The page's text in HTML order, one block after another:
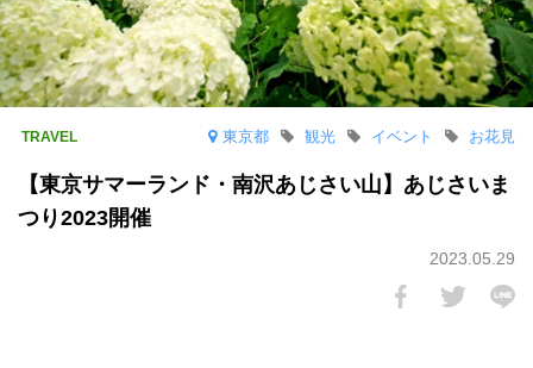
東京都 お花見
イベント
観光
【東京サマーランド・南沢あじさい山】あじさいま
つり2023開催
2023.05.29